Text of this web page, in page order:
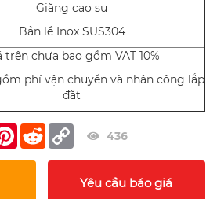
Giăng cao su
Bản lề Inox SUS304
trên chưa bao gồm VAT 10%
phí vận chuyển và nhân công lắp
đặt
Pinterest
Reddit Copy
Link
436
Yêu cầu báo giá